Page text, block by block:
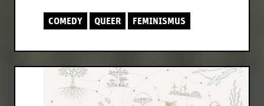
COMEDY QUEER FEMINISMUS